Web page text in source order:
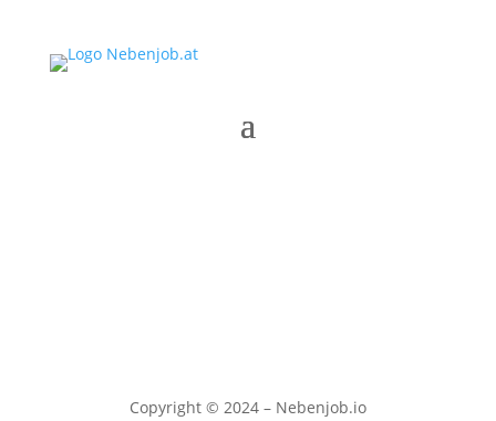
Copyright © 2024 – Nebenjob.io